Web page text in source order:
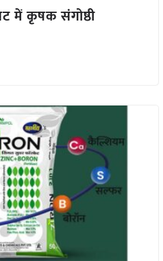
में कृषक संगोष्ठी